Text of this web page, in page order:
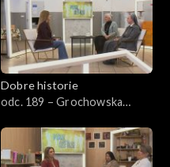
Dobre historie
odc. 189 – Grochowska